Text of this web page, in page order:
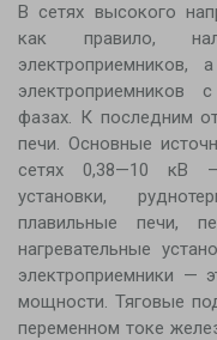
В сетях высокого
как правило,
электроприемников
фазах. К последним
печи. Основные
сетях 0,38—10 кВ
установки,
плавильные печи,
нагревательные
электроприемники —
мощности. Тяговые
переменном токе